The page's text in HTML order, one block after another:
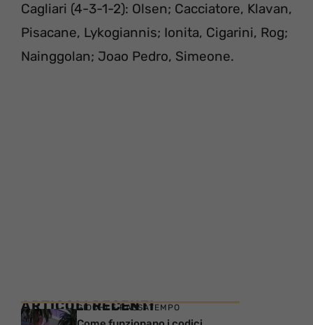
Cagliari (4-3-1-2): Olsen; Cacciatore, Klavan,
Pisacane, Lykogiannis; Ionita, Cigarini, Rog;
Nainggolan; Joao Pedro, Simeone.
ARTICOLI RECENTI
GIOCHI E PASSATEMPO